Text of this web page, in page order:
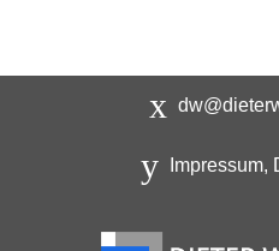
Impressum,